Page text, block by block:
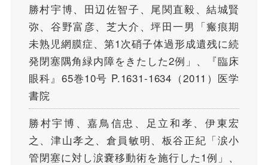
勝村宇博、田辺佐智子、尾関直毅、結城賢
弥、谷野富彦、芝大介、坪田一男「瘢痕期
未熟児網膜症、第1次硝子体過形成遺残に続
発閉塞隅角緑内障をきたした2例」、『臨床
眼科』65巻10号 P.1631-1634（2011）医学
書院
勝村宇博、嘉鳥信忠、足立和孝、伊東宏
之、津山孝之、倉員敏明、板谷正紀「涙小
管閉塞に対し涙嚢移動術を施行した1例」、